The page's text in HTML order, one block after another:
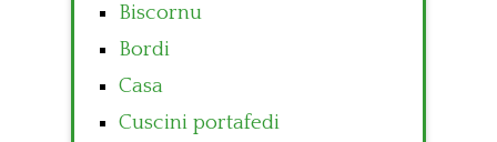
Biscornu
Bordi
Casa
Cuscini portafedi